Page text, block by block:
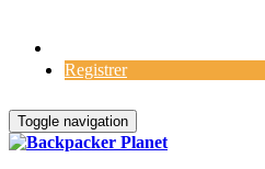
Registrer
Toggle navigation